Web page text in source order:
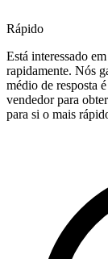
Rápido
Está interessado
rapidamente. Nós
médio de resposta
vendedor para
para si o mais